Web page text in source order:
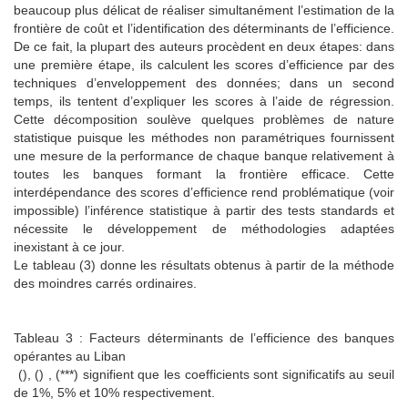
beaucoup plus délicat de réaliser simultanément l’estimation de la
frontière de coût et l’identification des déterminants de l’efficience.
De ce fait, la plupart des auteurs procèdent en deux étapes: dans
une première étape, ils calculent les scores d’efficience par des
techniques d’enveloppement des données; dans un second
temps, ils tentent d’expliquer les scores à l’aide de régression.
Cette décomposition soulève quelques problèmes de nature
statistique puisque les méthodes non paramétriques fournissent
une mesure de la performance de chaque banque relativement à
toutes les banques formant la frontière efficace. Cette
interdépendance des scores d’efficience rend problématique (voir
impossible) l’inférence statistique à partir des tests standards et
nécessite le développement de méthodologies adaptées
inexistant à ce jour.
Le tableau (3) donne les résultats obtenus à partir de la méthode
des moindres carrés ordinaires.
Tableau 3 : Facteurs déterminants de l’efficience des banques
opérantes au Liban
(), () , (***) signifient que les coefficients sont significatifs au seuil
de 1%, 5% et 10% respectivement.